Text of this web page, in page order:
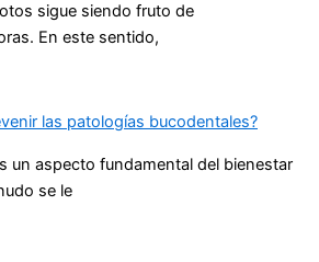
sigue siendo fruto de
En este sentido,
las patologías bucodentales?
un aspecto fundamental del bienestar
se le